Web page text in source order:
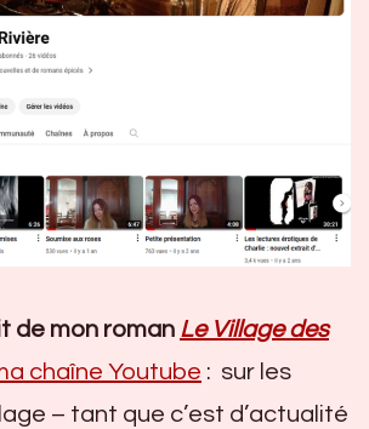
de mon roman Le Village des
chaîne Youtube : sur les
– tant que c’est d’actualité